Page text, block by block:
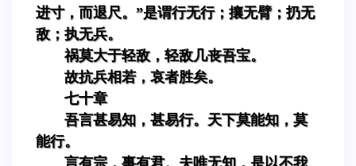
进寸，而退尺。”是谓行无行；攘无臂；扔无
敌；执无兵。
祸莫大于轻敌，轻敌几丧吾宝。
故抗兵相若，哀者胜矣。
七十章
吾言甚易知，甚易行。天下莫能知，莫
能行。
言有宗，事有君。夫唯无知，是以不我